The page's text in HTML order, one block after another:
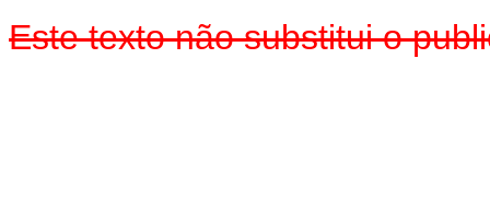
Este texto não substitui o